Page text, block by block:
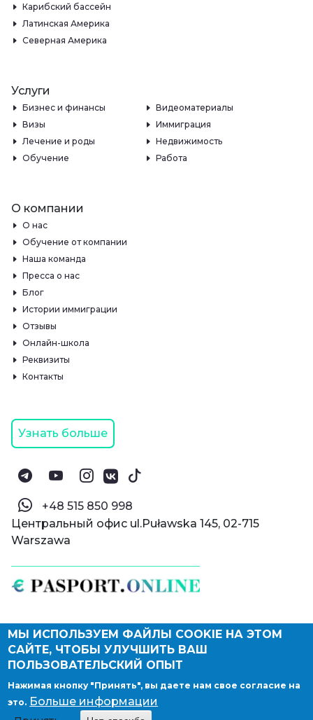
© Паспорт Онлайн 2019—2026
Политика конфиденциальности
Оферта и конфиденциальность:РФ
Правовые документы
Депонирование логотипа компании
Карибский бассейн
Латинская Америка
Северная Америка
Услуги
Бизнес и финансы
Видеоматериалы
Визы
Иммиграция
Лечение и роды
Недвижимость
Обучение
Работа
О компании
О нас
Обучение от компании
Наша команда
Пресса о нас
Блог
Истории иммиграции
Отзывы
Онлайн-школа
Реквизиты
Контакты
Узнать больше
‪+48 515 850 998‬
Центральный офис ul.Puławska 145, 02-715
Warszawa
МЫ ИСПОЛЬЗУЕМ ФАЙЛЫ COOKIE НА ЭТОМ
САЙТЕ, ЧТОБЫ УЛУЧШИТЬ ВАШ
ПОЛЬЗОВАТЕЛЬСКИЙ ОПЫТ
Нажимая кнопку "Принять", вы даете нам свое согласие на
это. Больше информации